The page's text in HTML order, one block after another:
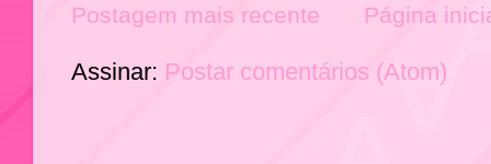
Postagem mais recente Página
Assinar: Postar comentários (Atom)